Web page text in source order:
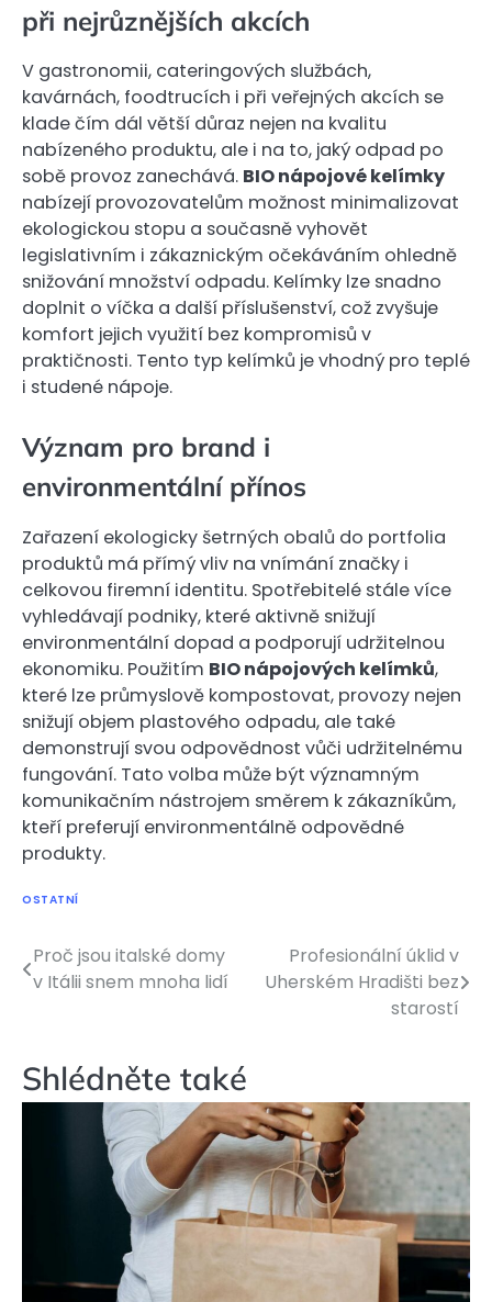
při nejrůznějších akcích
V gastronomii, cateringových službách,
kavárnách, foodtrucích i při veřejných akcích se
klade čím dál větší důraz nejen na kvalitu
nabízeného produktu, ale i na to, jaký odpad po
sobě provoz zanechává. BIO nápojové kelímky
nabízejí provozovatelům možnost minimalizovat
ekologickou stopu a současně vyhovět
legislativním i zákaznickým očekáváním ohledně
snižování množství odpadu. Kelímky lze snadno
doplnit o víčka a další příslušenství, což zvyšuje
komfort jejich využití bez kompromisů v
praktičnosti. Tento typ kelímků je vhodný pro teplé
i studené nápoje.
Význam pro brand i
environmentální přínos
Zařazení ekologicky šetrných obalů do portfolia
produktů má přímý vliv na vnímání značky i
celkovou firemní identitu. Spotřebitelé stále více
vyhledávají podniky, které aktivně snižují
environmentální dopad a podporují udržitelnou
ekonomiku. Použitím BIO nápojových kelímků,
které lze průmyslově kompostovat, provozy nejen
snižují objem plastového odpadu, ale také
demonstrují svou odpovědnost vůči udržitelnému
fungování. Tato volba může být významným
komunikačním nástrojem směrem k zákazníkům,
kteří preferují environmentálně odpovědné
produkty.
OSTATNÍ
Navigace
Proč jsou italské domy
v Itálii snem mnoha lidí
Profesionální úklid v
Uherském Hradišti bez
starostí
Shlédněte také